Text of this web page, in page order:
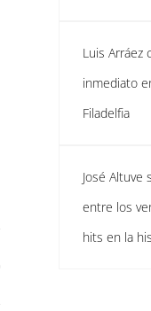
Luis Arráez
inmediato
Filadelfia
José
entre los
hits en la